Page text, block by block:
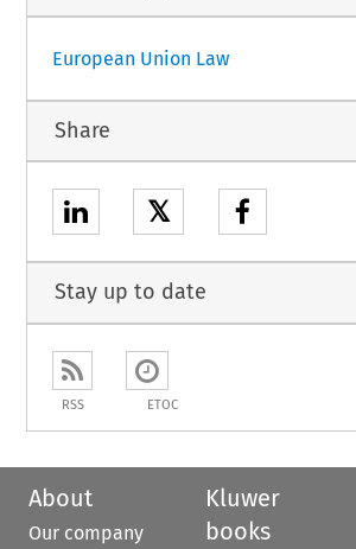
European Union Law
Share
𝕏
Stay up to date
RSS ETOC
About
Our company
Kluwer
books